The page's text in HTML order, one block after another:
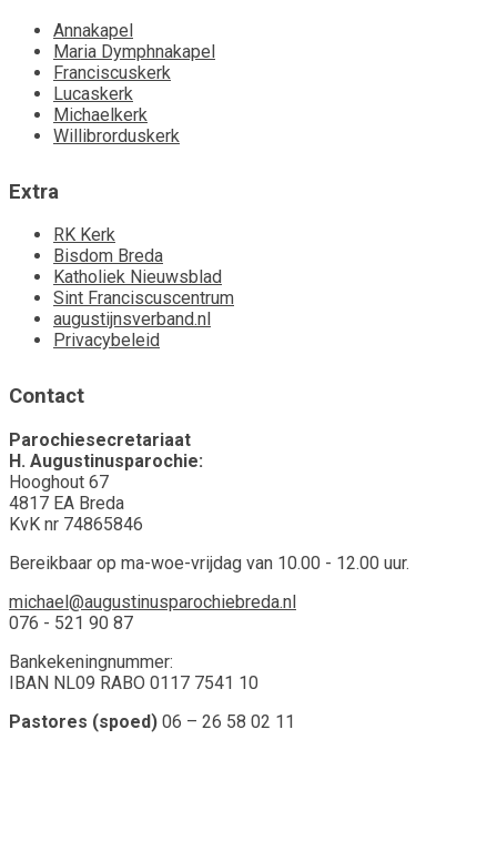
Annakapel
Maria Dymphnakapel
Franciscuskerk
Lucaskerk
Michaelkerk
Willibrorduskerk
Extra
RK Kerk
Bisdom Breda
Katholiek Nieuwsblad
Sint Franciscuscentrum
augustijnsverband.nl
Privacybeleid
Contact
Parochiesecretariaat
H. Augustinusparochie:
Hooghout 67
4817 EA Breda
KvK nr 74865846
Bereikbaar op ma-woe-vrijdag van 10.00 - 12.00 uur.
michael@augustinusparochiebreda.nl
076 - 521 90 87
Bankekeningnummer:
IBAN NL09 RABO 0117 7541 10
Pastores (spoed) 06 – 26 58 02 11